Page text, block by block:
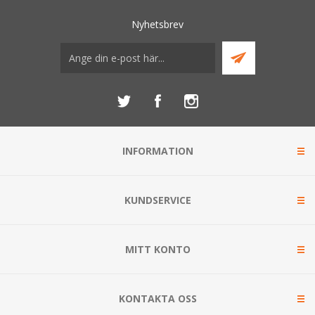
Nyhetsbrev
INFORMATION
KUNDSERVICE
MITT KONTO
KONTAKTA OSS